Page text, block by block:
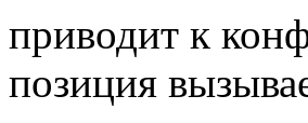
приводит к
позиция